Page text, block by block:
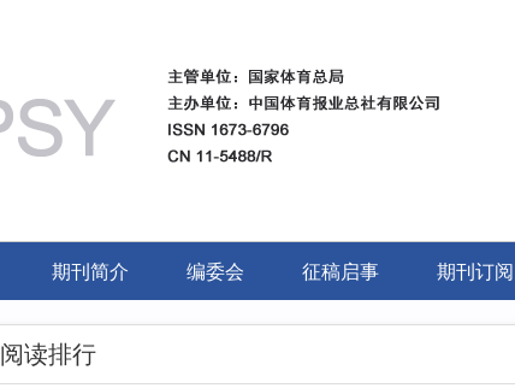
期刊简介 编委会 征稿启事 期刊订阅
阅读排行